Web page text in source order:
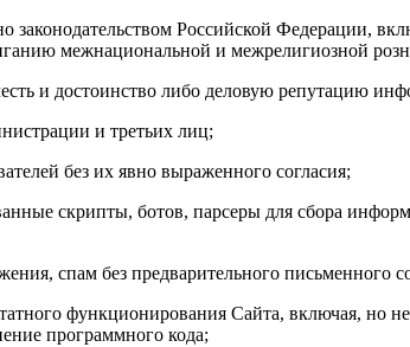
законодательством Российской Федерации,
межнациональной и межрелигиозной
и достоинство либо деловую репутацию
и третьих лиц;
без их явно выраженного согласия;
скрипты, ботов, парсеры для сбора
спам без предварительного письменного
функционирования Сайта, включая, но
программного кода;